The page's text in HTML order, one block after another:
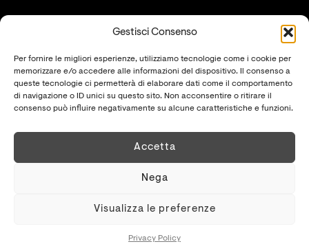
Gestisci Consenso
Per fornire le migliori esperienze, utilizziamo tecnologie come i cookie per
memorizzare e/o accedere alle informazioni del dispositivo. Il consenso a
queste tecnologie ci permetterà di elaborare dati come il comportamento
di navigazione o ID unici su questo sito. Non acconsentire o ritirare il
consenso può influire negativamente su alcune caratteristiche e funzioni.
Accetta
Nega
Visualizza le preferenze
Privacy Policy
Want to use this material for a project?